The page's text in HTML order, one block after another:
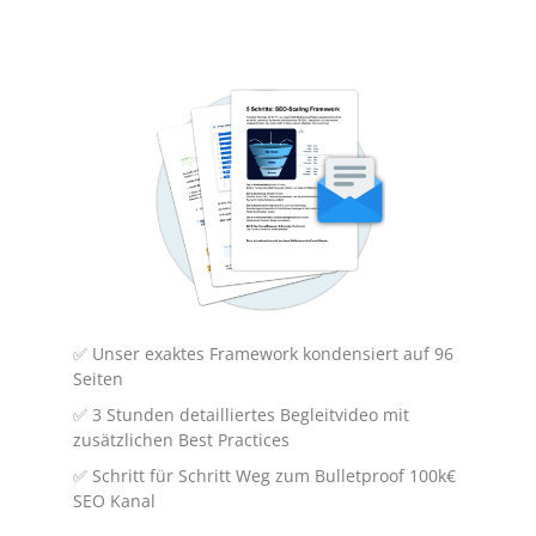
Wie wähle ich die richtige
Marketingmethode?
Es ist wichtig zu verstehen, welches Ziel Sie
mit Ihrer Marketingstrategie verfolgen
möchten. Dann müssen Sie die
verschiedenen Arten von Marketingmethoden
untersuchen und herausfinden, welche am
✅ Unser exaktes Framework kondensiert auf 96
Seiten
✅ 3 Stunden detailliertes Begleitvideo mit
zusätzlichen Best Practices
✅ Schritt für Schritt Weg zum Bulletproof 100k€
SEO Kanal